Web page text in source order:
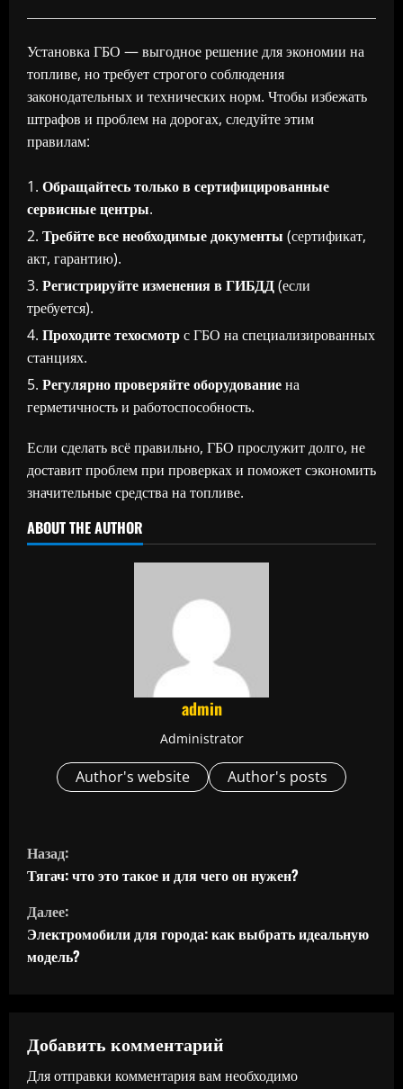
Установка ГБО — выгодное решение для экономии на
топливе, но требует строгого соблюдения
законодательных и технических норм. Чтобы избежать
штрафов и проблем на дорогах, следуйте этим
правилам:
Обращайтесь только в сертифицированные
сервисные центры.
Требйте все необходимые документы (сертификат,
акт, гарантию).
Регистрируйте изменения в ГИБДД(если
требуется).
Проходите техосмотрс ГБО на специализированных
станциях.
Регулярно проверяйте оборудованиена
герметичность и работоспособность.
Если сделать всё правильно, ГБО прослужит долго, не
доставит проблем при проверках и поможет сэкономить
значительные средства на топливе.
ABOUT THE AUTHOR
admin
Administrator
Author's website Author's posts
П
р
о
д
л
ж
Назад:
Тягач: что это такое и для чего он нужен?
Далее:
Электромобили для города: как выбрать идеальную
модель?
Добавить комментарий
Для отправки комментария вам необходимо